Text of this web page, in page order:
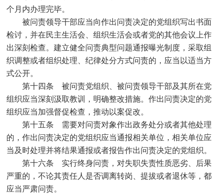
个月内办理完毕。
被问责领导干部应当向作出问责决定的党组织写出书面
检讨，并在民主生活会、组织生活会或者党的其他会议上作
出深刻检查。建立健全问责典型问题通报曝光制度，采取组
织调整或者组织处理、纪律处分方式问责的，应当以适当方
式公开。
第十四条 被问责党组织、被问责领导干部及其所在党
组织应当深刻汲取教训，明确整改措施。作出问责决定的党
组织应当加强督促检查，推动以案促改。
第十五条 需要对问责对象作出政务处分或者其他处理
的，作出问责决定的党组织应当通报相关单位，相关单位应
当及时处理并将结果通报或者报告作出问责决定的党组织。
第十六条 实行终身问责，对失职失责性质恶劣、后果
严重的，不论其责任人是否调离转岗、提拔或者退休等，都
应当严肃问责。